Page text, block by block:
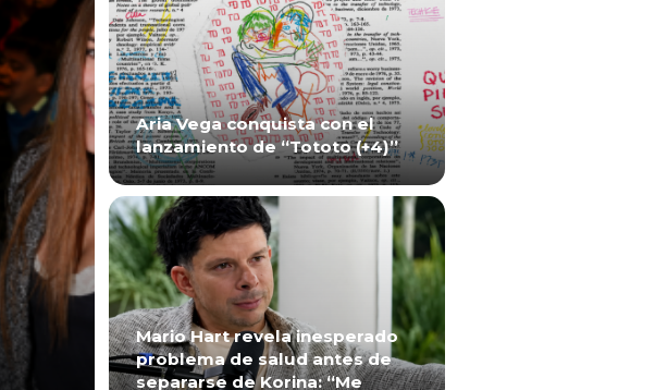
Aria Vega conquista con el
lanzamiento de “Tototo (+4)”
Mario Hart revela inesperado
problema de salud antes de
separarse de Korina: “Me